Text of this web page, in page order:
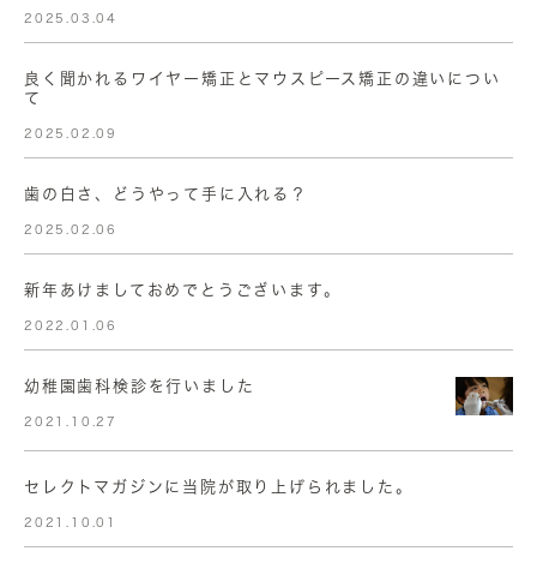
2025.03.04
良く聞かれるワイヤー矯正とマウスピース矯正の違いについ
て
2025.02.09
歯の白さ、どうやって手に入れる？
2025.02.06
新年あけましておめでとうございます。
2022.01.06
幼稚園歯科検診を行いました
2021.10.27
セレクトマガジンに当院が取り上げられました。
2021.10.01